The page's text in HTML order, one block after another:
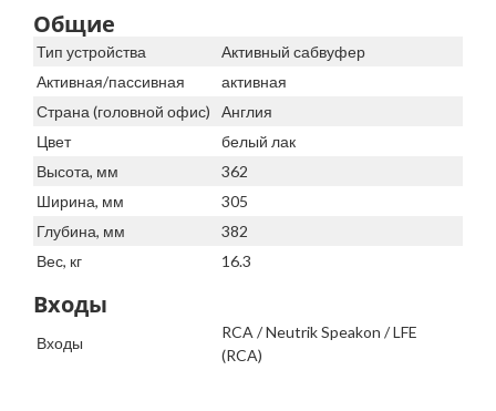
Общие
Тип устройства
Активный сабвуфер
Активная/пассивная
активная
Страна (головной офис)
Англия
Цвет
белый лак
Высота, мм
362
Ширина, мм
305
Глубина, мм
382
Вес, кг
16.3
Входы
Входы
RCA / Neutrik Speakon / LFE
(RCA)